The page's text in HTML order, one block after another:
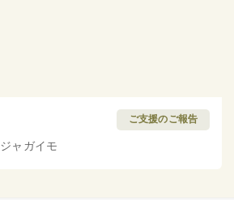
ご支援のご報告
ャガイモ